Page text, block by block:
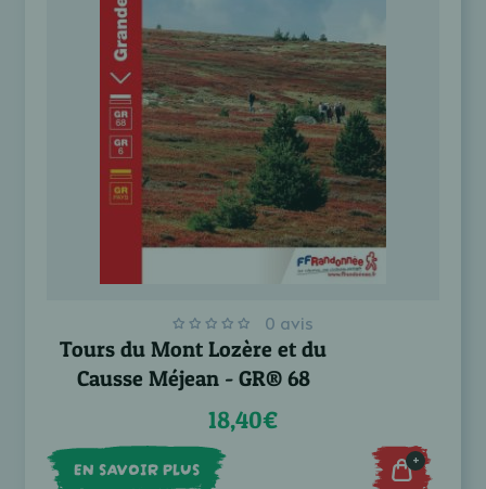
0 avis
Tours du Mont Lozère et du
Causse Méjean - GR® 68
18,40€
EN SAVOIR PLUS +